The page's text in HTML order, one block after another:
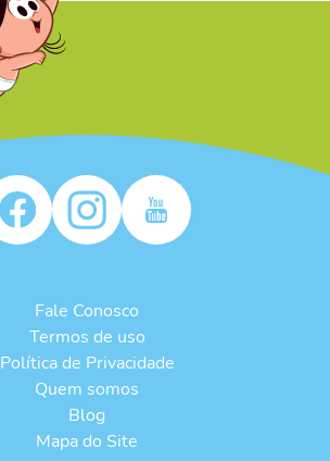
Fale Conosco
Termos de uso
Política de Privacidade
Quem somos
Blog
Mapa do Site